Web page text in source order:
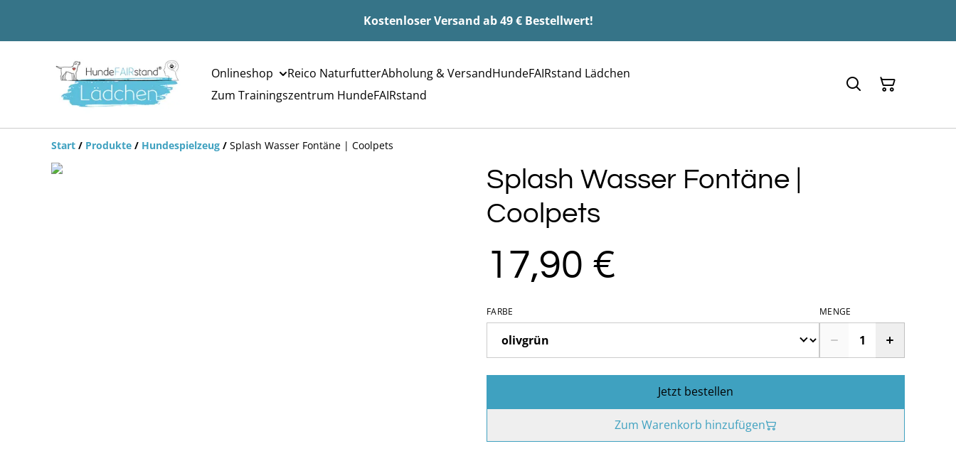
Kostenloser Versand ab 49 € Bestellwert!
Onlineshop Reico NaturfutterAbholung & VersandHundeFAIRstand Lädchen
Zum Trainingszentrum HundeFAIRstand
Start / Produkte / Hundespielzeug / Splash Wasser Fontäne | Coolpets
Splash Wasser Fontäne |
Coolpets
17,90 €
FARBE MENGE
Jetzt bestellen
Zum Warenkorb hinzufügen